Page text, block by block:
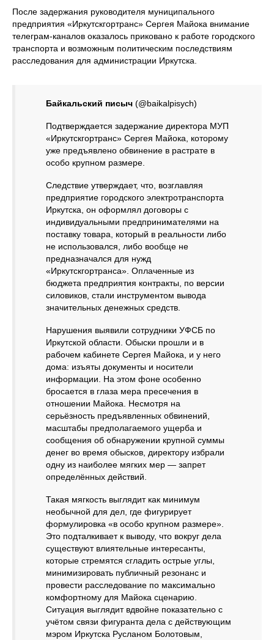
После задержания руководителя муниципального
предприятия «Иркутскгортранс» Сергея Майока внимание
телеграм-каналов оказалось приковано к работе городского
транспорта и возможным политическим последствиям
расследования для администрации Иркутска.
Байкальский писыч (@baikalpisych)
Подтверждается задержание директора МУП
«Иркутскгортранс» Сергея Майока, которому
уже предъявлено обвинение в растрате в
особо крупном размере.
Следствие утверждает, что, возглавляя
предприятие городского электротранспорта
Иркутска, он оформлял договоры с
индивидуальными предпринимателями на
поставку товара, который в реальности либо
не использовался, либо вообще не
предназначался для нужд
«Иркутскгортранса». Оплаченные из
бюджета предприятия контракты, по версии
силовиков, стали инструментом вывода
значительных денежных средств.
Нарушения выявили сотрудники УФСБ по
Иркутской области. Обыски прошли и в
рабочем кабинете Сергея Майока, и у него
дома: изъяты документы и носители
информации. На этом фоне особенно
бросается в глаза мера пресечения в
отношении Майока. Несмотря на
серьёзность предъявленных обвинений,
масштабы предполагаемого ущерба и
сообщения об обнаружении крупной суммы
денег во время обысков, директору избрали
одну из наиболее мягких мер — запрет
определённых действий.
Такая мягкость выглядит как минимум
необычной для дел, где фигурирует
формулировка «в особо крупном размере».
Это подталкивает к выводу, что вокруг дела
существуют влиятельные интересанты,
которые стремятся сгладить острые углы,
минимизировать публичный резонанс и
провести расследование по максимально
комфортному для Майока сценарию.
Ситуация выглядит вдвойне показательно с
учётом связи фигуранта дела с действующим
мэром Иркутска Русланом Болотовым,